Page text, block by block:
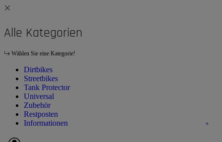
Alle Kategorien
Wählen Sie eine Kategorie!
Dirtbikes
Streetbikes
Tank Protector
Universal
Zubehör
Restposten
Informationen